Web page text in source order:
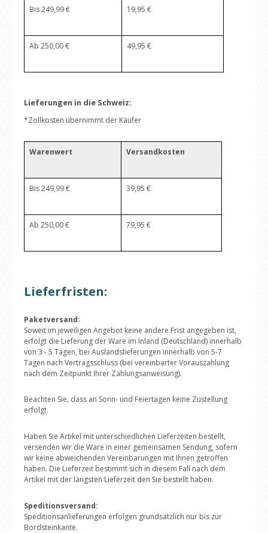
Bis 249,99 € 19,95 €
Ab 250,00 € 49,95 €
Lieferungen in die Schweiz:
*Zollkosten übernimmt der Käufer
Warenwert Versandkosten
Bis 249,99 € 39,95 €
Ab 250,00 € 79,95 €
Lieferfristen:
Paketversand:
Soweit im jeweiligen Angebot keine andere Frist angegeben ist,
erfolgt die Lieferung der Ware im Inland (Deutschland) innerhalb
von 3 - 5 Tagen, bei Auslandslieferungen innerhalb von 5-7
Tagen nach Vertragsschluss (bei vereinbarter Vorauszahlung
nach dem Zeitpunkt Ihrer Zahlungsanweisung).
Beachten Sie, dass an Sonn- und Feiertagen keine Zustellung
erfolgt.
Haben Sie Artikel mit unterschiedlichen Lieferzeiten bestellt,
versenden wir die Ware in einer gemeinsamen Sendung, sofern
wir keine abweichenden Vereinbarungen mit Ihnen getroffen
haben. Die Lieferzeit bestimmt sich in diesem Fall nach dem
Artikel mit der längsten Lieferzeit den Sie bestellt haben.
Speditionsversand:
Speditionsanlieferungen erfolgen grundsätzlich nur bis zur
Bordsteinkante.